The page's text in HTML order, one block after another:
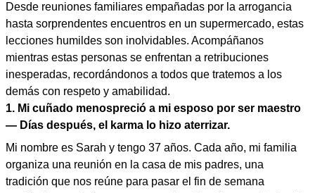
Desde reuniones familiares empañadas por la arrogancia
hasta sorprendentes encuentros en un supermercado, estas
lecciones humildes son inolvidables. Acompáñanos
mientras estas personas se enfrentan a retribuciones
inesperadas, recordándonos a todos que tratemos a los
demás con respeto y amabilidad.
1. Mi cuñado menospreció a mi esposo por ser maestro
— Días después, el karma lo hizo aterrizar.
Mi nombre es Sarah y tengo 37 años. Cada año, mi familia
organiza una reunión en la casa de mis padres, una
tradición que nos reúne para pasar el fin de semana